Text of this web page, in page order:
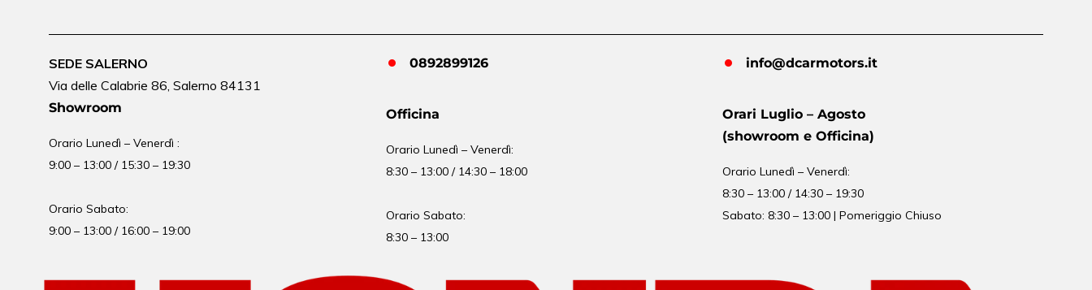
SEDE SALERNO
Via delle Calabrie 86, Salerno 84131
Showroom
Orario Lunedì – Venerdì :
9:00 – 13:00 / 15:30 – 19:30
Orario Sabato:
9:00 – 13:00 / 16:00 – 19:00
0892899126
Officina
Orario Lunedì – Venerdì:
8:30 – 13:00 / 14:30 – 18:00
Orario Sabato:
8:30 – 13:00
info@dcarmotors.it
Orari Luglio – Agosto
(showroom e Officina)
OrarioLunedì – Venerdì:
8:30 – 13:00 / 14:30 – 19:30
Sabato: 8:30 – 13:00 | Pomeriggio Chiuso